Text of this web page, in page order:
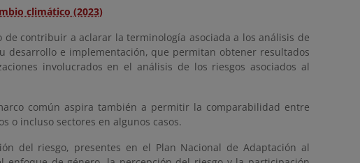
climático (2023)
contribuir a aclarar la terminología asociada a los análisis de
desarrollo e implementación, que permitan obtener resultados
involucrados en el análisis de los riesgos asociados al
común aspira también a permitir la comparabilidad entre
o incluso sectores en algunos casos.
del riesgo, presentes en el Plan Nacional de Adaptación al